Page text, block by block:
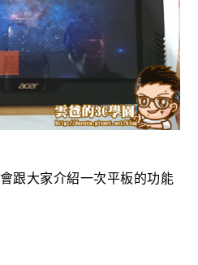
跟大家介紹一次平板的功能